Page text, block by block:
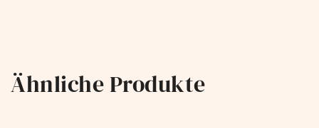
Ähnliche Produkte